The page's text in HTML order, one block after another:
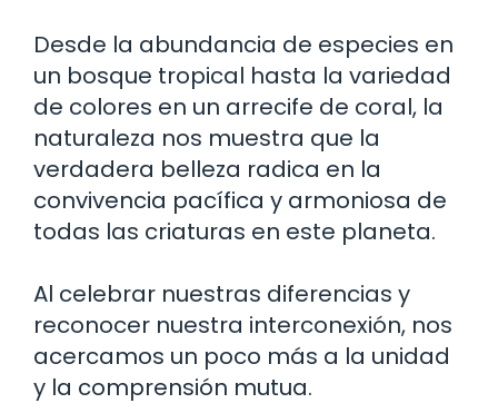
Desde la abundancia de especies en
un bosque tropical hasta la variedad
de colores en un arrecife de coral, la
naturaleza nos muestra que la
verdadera belleza radica en la
convivencia pacífica y armoniosa de
todas las criaturas en este planeta.
Al celebrar nuestras diferencias y
reconocer nuestra interconexión, nos
acercamos un poco más a la unidad
y la comprensión mutua.